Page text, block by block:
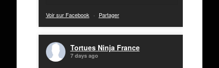
Voir sur Facebook · Partager
Tortues Ninja France
7 days ago